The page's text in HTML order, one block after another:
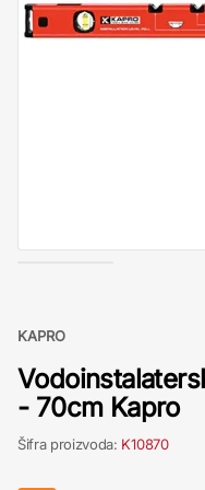
KAPRO
- 70cm Kapro
Šifra proizvoda: K10870